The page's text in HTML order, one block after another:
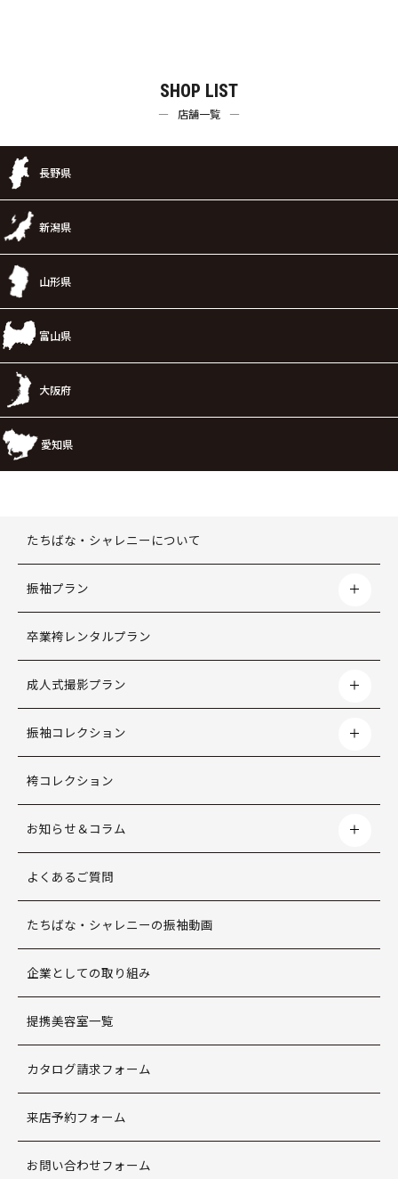
SHOP LIST
店舗一覧
長野県
新潟県
山形県
富山県
大阪府
愛知県
たちばな・シャレニーについて
振袖プラン
卒業袴レンタルプラン
成人式撮影プラン
振袖コレクション
袴コレクション
お知らせ＆コラム
よくあるご質問
たちばな・シャレニーの振袖動画
企業としての取り組み
提携美容室一覧
カタログ請求フォーム
来店予約フォーム
お問い合わせフォーム